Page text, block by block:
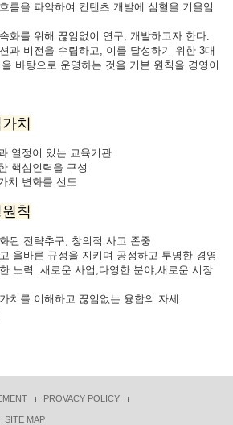
름을 파악하여 컨텐츠 개발에 심혈을 기울임
화를 위해 끊임없이 연구, 개발하고자 한다.
과 비전을 수립하고, 이를 달성하기 위한 3대
바탕으로 운영하는 것을 기본 원칙을 경영이
치
열정이 있는 교육기관
핵심인력을 구성
치 변화를 선도
칙
된 전략추구, 창의적 사고 존중
올바른 규정을 지키며 공정하고 투명한 경영
노력. 새로운 사업,다영한 분야,새로운 시장
치를 이해하고 끊임없는 융합의 자세
PROVACY POLICY
SITE MAP